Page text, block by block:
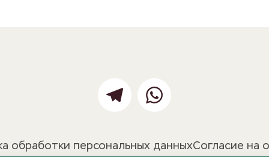
обработки персональных данныхСогласие на